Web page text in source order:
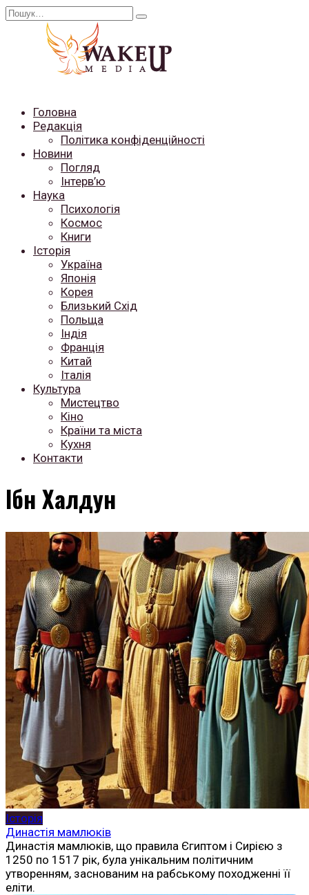
Перейти
Search
Головна
Редакція
Політика конфіденційності
Новини
Погляд
Інтерв’ю
Наука
Психологія
Космос
Книги
Історія
Україна
Японія
Корея
Близький Схід
Польща
Індія
Франція
Китай
Італія
Культура
Мистецтво
Кіно
Країни та міста
Кухня
Контакти
Ібн Халдун
Історія
Династія мамлюків
Династія мамлюків, що правила Єгиптом і Сирією з
1250 по 1517 рік, була унікальним політичним
утворенням, заснованим на рабському походженні її
еліти.